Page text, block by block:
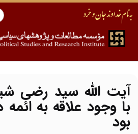
آیت الله سید رضی
با وجود علاقه به ائمه
بود